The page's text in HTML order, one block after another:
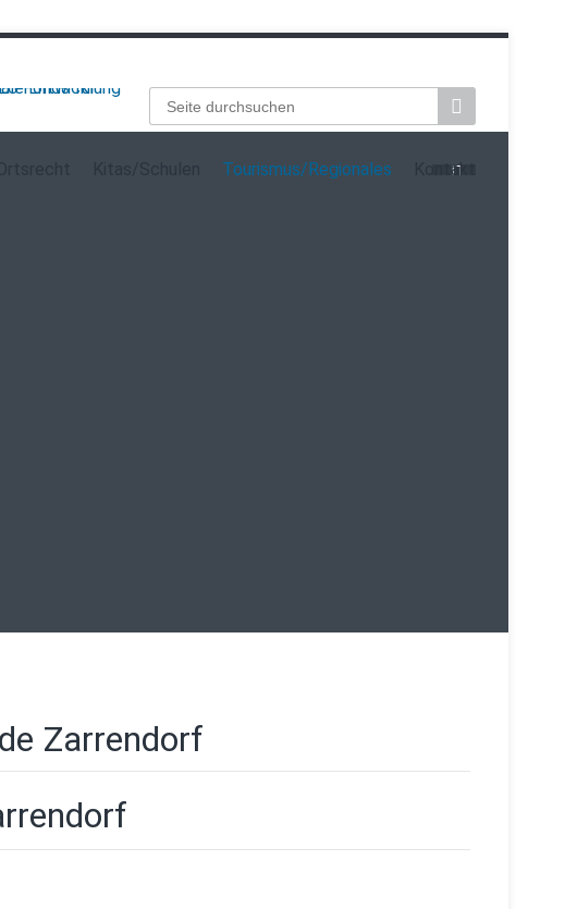
Suchbegriffe
Tourismus/Regionales Kontakt
Zarrendorf